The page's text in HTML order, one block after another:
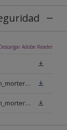
Adobe Reader
ficha_seguridad_pr_es_es_renovatherm_mortero_acrilico_15_bb.pdf
ficha_seguridad_pr_es_es_renovatherm_mortero_acrilico_15_bn.pdf